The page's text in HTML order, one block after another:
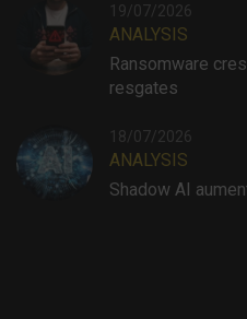
19/07/2026
ANALYSIS
Ransomware
resgates
18/07/2026
ANALYSIS
Shadow AI